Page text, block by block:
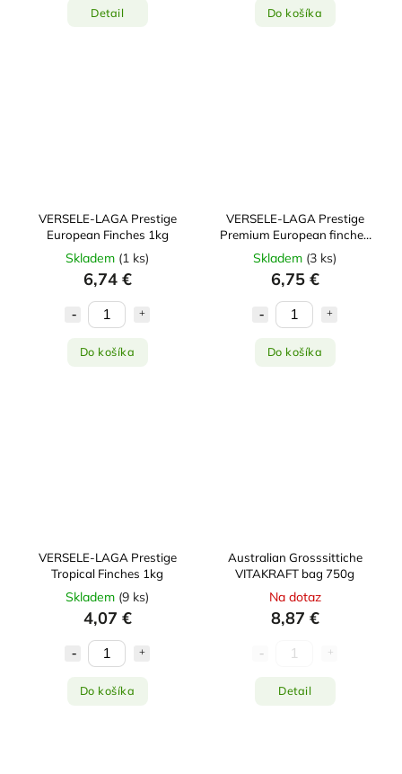
Detail Do košíka
VERSELE-LAGA Prestige
European Finches 1kg
Skladem (1 ks)
6,74 €
Do košíka
VERSELE-LAGA Prestige
Premium European finches
800g
Skladem (3 ks)
6,75 €
Do košíka
VERSELE-LAGA Prestige
Tropical Finches 1kg
Skladem (9 ks)
4,07 €
Do košíka
Australian Grosssittiche
VITAKRAFT bag 750g
Na dotaz
8,87 €
Detail